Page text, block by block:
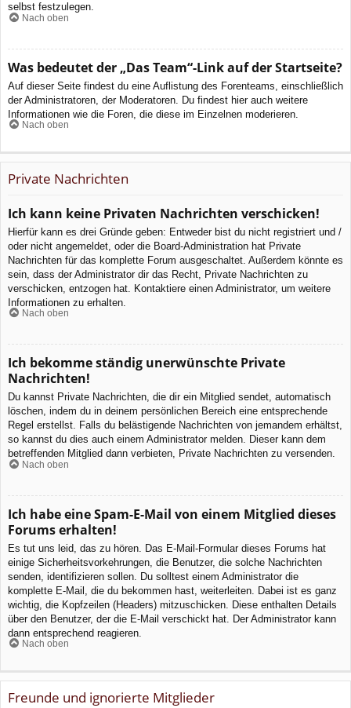
selbst festzulegen.
Nach oben
Was bedeutet der „Das Team“-Link auf der Startseite?
Auf dieser Seite findest du eine Auflistung des Forenteams, einschließlich
der Administratoren, der Moderatoren. Du findest hier auch weitere
Informationen wie die Foren, die diese im Einzelnen moderieren.
Nach oben
Private Nachrichten
Ich kann keine Privaten Nachrichten verschicken!
Hierfür kann es drei Gründe geben: Entweder bist du nicht registriert und /
oder nicht angemeldet, oder die Board-Administration hat Private
Nachrichten für das komplette Forum ausgeschaltet. Außerdem könnte es
sein, dass der Administrator dir das Recht, Private Nachrichten zu
verschicken, entzogen hat. Kontaktiere einen Administrator, um weitere
Informationen zu erhalten.
Nach oben
Ich bekomme ständig unerwünschte Private
Nachrichten!
Du kannst Private Nachrichten, die dir ein Mitglied sendet, automatisch
löschen, indem du in deinem persönlichen Bereich eine entsprechende
Regel erstellst. Falls du belästigende Nachrichten von jemandem erhältst,
so kannst du dies auch einem Administrator melden. Dieser kann dem
betreffenden Mitglied dann verbieten, Private Nachrichten zu versenden.
Nach oben
Ich habe eine Spam-E-Mail von einem Mitglied dieses
Forums erhalten!
Es tut uns leid, das zu hören. Das E-Mail-Formular dieses Forums hat
einige Sicherheitsvorkehrungen, die Benutzer, die solche Nachrichten
senden, identifizieren sollen. Du solltest einem Administrator die
komplette E-Mail, die du bekommen hast, weiterleiten. Dabei ist es ganz
wichtig, die Kopfzeilen (Headers) mitzuschicken. Diese enthalten Details
über den Benutzer, der die E-Mail verschickt hat. Der Administrator kann
dann entsprechend reagieren.
Nach oben
Freunde und ignorierte Mitglieder